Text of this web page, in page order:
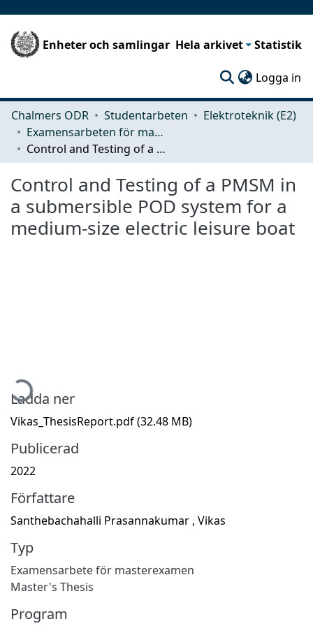
Enheter och samlingar Hela arkivet Statistik
Logga in
Chalmers ODR Studentarbeten
Elektroteknik (E2)
Examensarbeten för masterexamen
Control and Testing of a PMSM in a submersible POD system for a medium-size electric leisure boat
Control and Testing of a PMSM in
a submersible POD system for a
medium-size electric leisure boat
Ladda ner
Vikas_ThesisReport.pdf(32.48 MB)
Publicerad
2022
Författare
Santhebachahalli Prasannakumar , Vikas
Typ
Examensarbete för masterexamen
Master's Thesis
Program